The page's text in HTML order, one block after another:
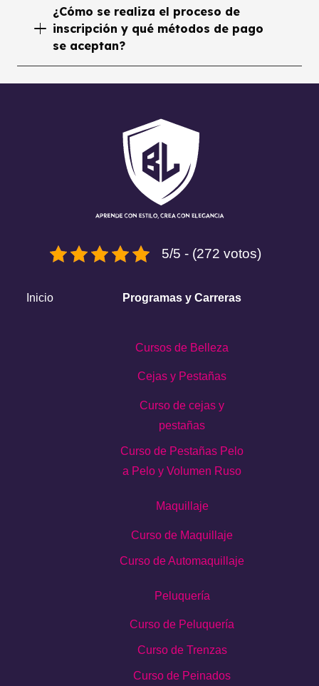
¿Cómo se realiza el proceso de
inscripción y qué métodos de pago
se aceptan?
5/5 - (272 votos)
Inicio Programas y Carreras
Cursos de Belleza
Cejas y Pestañas
Curso de cejas y
pestañas
Curso de Pestañas Pelo
a Pelo y Volumen Ruso
Maquillaje
Curso de Maquillaje
Curso de Automaquillaje
Peluquería
Curso de Peluquería
Curso de Trenzas
Curso de Peinados